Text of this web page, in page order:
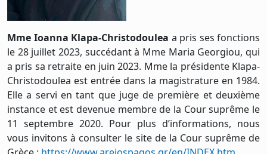
Mme Ioanna Klapa-Christodoulea a pris ses fonctions
le 28 juillet 2023, succédant à Mme Maria Georgiou, qui
a pris sa retraite en juin 2023. Mme la présidente Klapa-
Christodoulea est entrée dans la magistrature en 1984.
Elle a servi en tant que juge de première et deuxième
instance et est devenue membre de la Cour suprême le
11 septembre 2020. Pour plus d’informations, nous
vous invitons à consulter le site de la Cour suprême de